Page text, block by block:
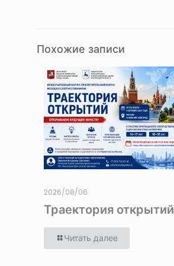
Похожие записи
2026/08/06
Траектория открытий
Читать далее